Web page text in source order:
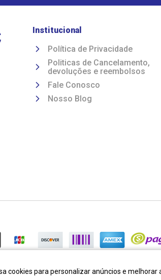
Institucional
Política de Privacidade
Politicas de Cancelamento,
devoluções e reembolsos
Fale Conosco
Nosso Blog
cookies para personalizar anúncios e